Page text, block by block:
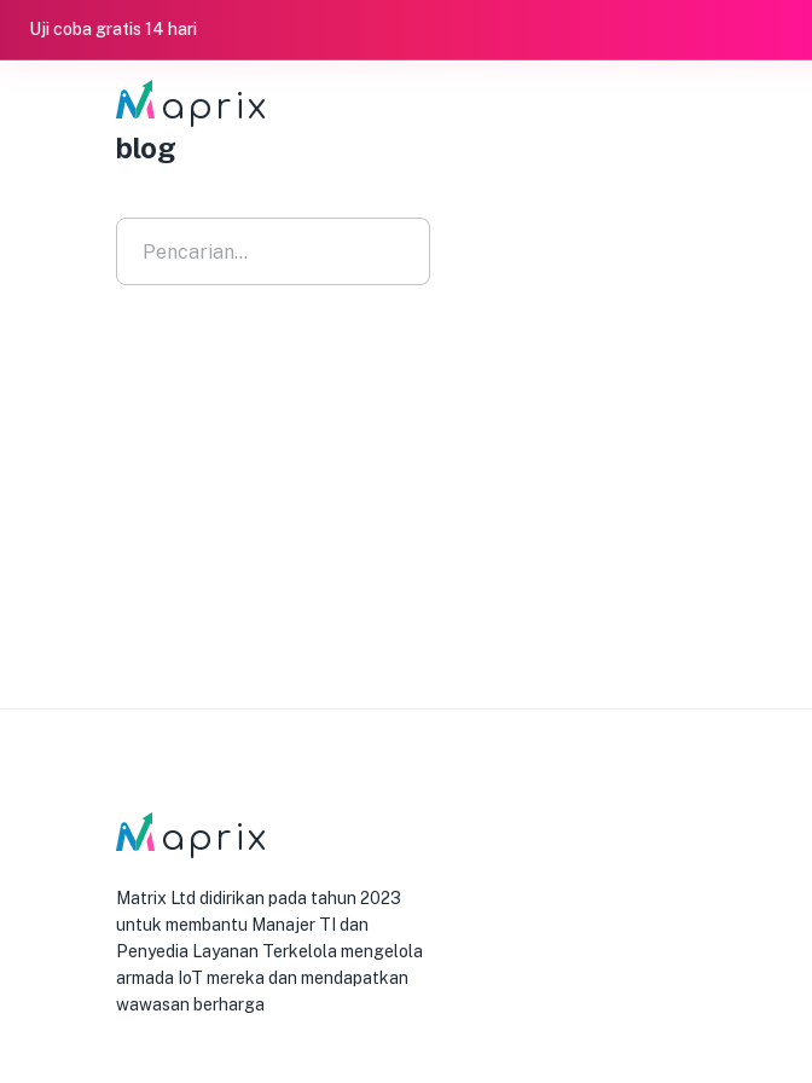
Uji coba gratis 14 hari
aprix
blog
aprix
Matrix Ltd didirikan pada tahun 2023
untuk membantu Manajer TI dan
Penyedia Layanan Terkelola mengelola
armada IoT mereka dan mendapatkan
wawasan berharga